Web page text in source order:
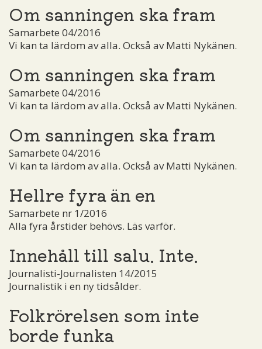
Om sanningen ska fram
Samarbete 04/2016
Vi kan ta lärdom av alla. Också av Matti Nykänen.
Om sanningen ska fram
Samarbete 04/2016
Vi kan ta lärdom av alla. Också av Matti Nykänen.
Om sanningen ska fram
Samarbete 04/2016
Vi kan ta lärdom av alla. Också av Matti Nykänen.
Hellre fyra än en
Samarbete nr 1/2016
Alla fyra årstider behövs. Läs varför.
Innehåll till salu. Inte.
Journalisti-Journalisten 14/2015
Journalistik i en ny tidsålder.
Folkrörelsen som inte
borde funka